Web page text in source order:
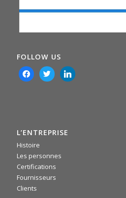
0
·mer 16 juillet, 2025
📌 La scorsa settimana si è tenuto il
FOLLOW US
facebooktwitterlinkedin
L’ENTREPRISE
Histoire
Les personnes
Certifications
Fournisseurs
Clients